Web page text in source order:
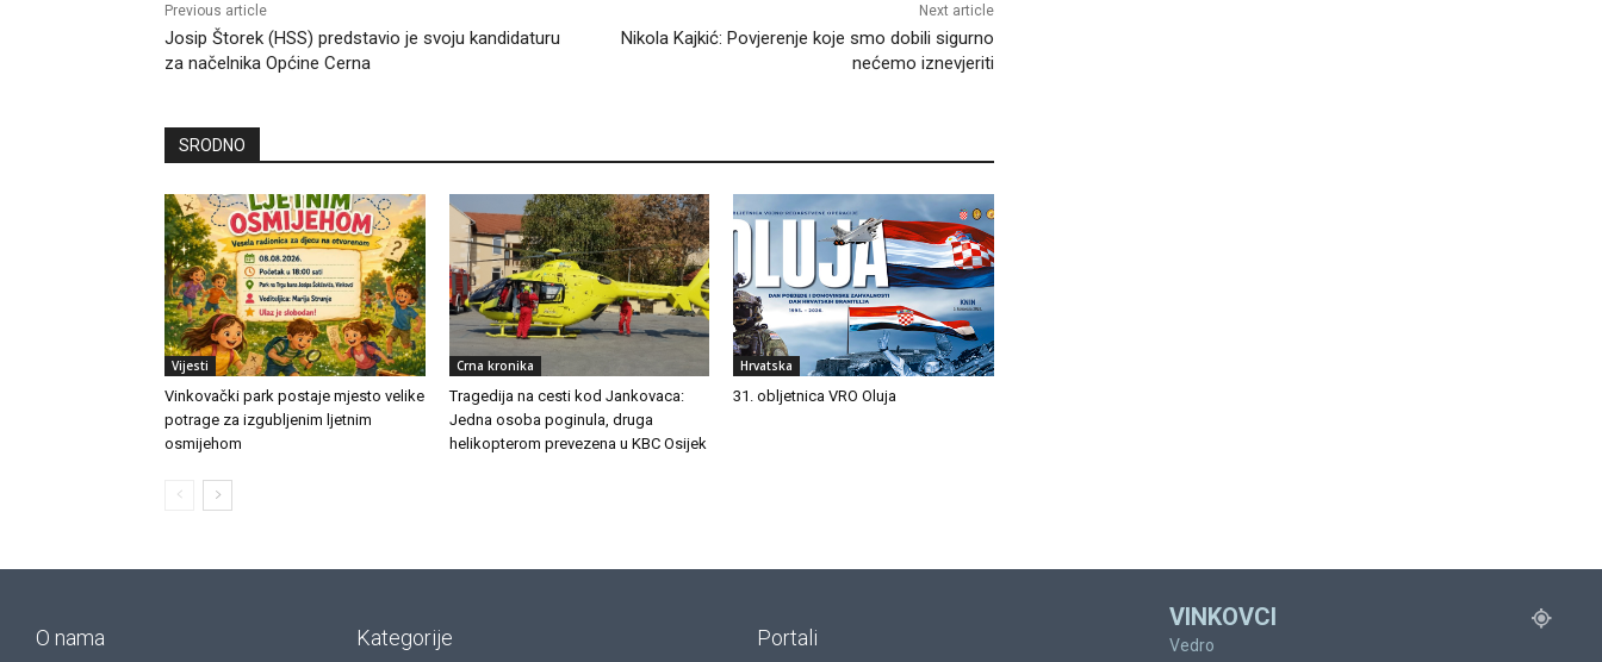
Previous article
Josip Štorek (HSS) predstavio je svoju kandidaturu
za načelnika Općine Cerna
Next article
Nikola Kajkić: Povjerenje koje smo dobili sigurno
nećemo iznevjeriti
SRODNO
Vijesti
Vinkovački park postaje mjesto velike
potrage za izgubljenim ljetnim
osmijehom
Crna kronika
Tragedija na cesti kod Jankovaca:
Jedna osoba poginula, druga
helikopterom prevezena u KBC Osijek
Hrvatska
31. obljetnica VRO Oluja
O nama Kategorije Portali
VINKOVCI
Vedro